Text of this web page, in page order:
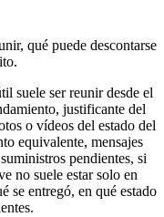
qué puede descontarse
suele ser reunir desde el
justificante del
o vídeos del estado del
equivalente, mensajes
pendientes, si
no suele estar solo en
se entregó, en qué estado